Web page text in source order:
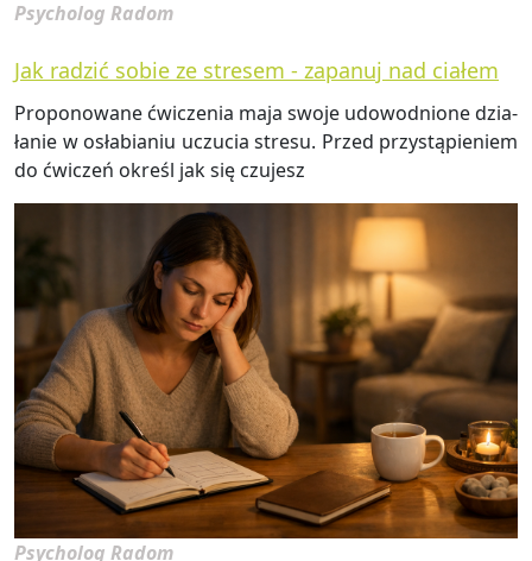
Psycholog Radom
Jak radzić sobie ze stresem - zapanuj nad ciałem
Pro­po­no­wa­ne ćwi­cze­nia maja swoje udo­wod­nio­ne dzia­
ła­nie w osła­bia­niu uczu­cia stre­su. Przed przy­stą­pie­niem
do ćwi­czeń określ jak się czu­jesz
Psycholog Radom